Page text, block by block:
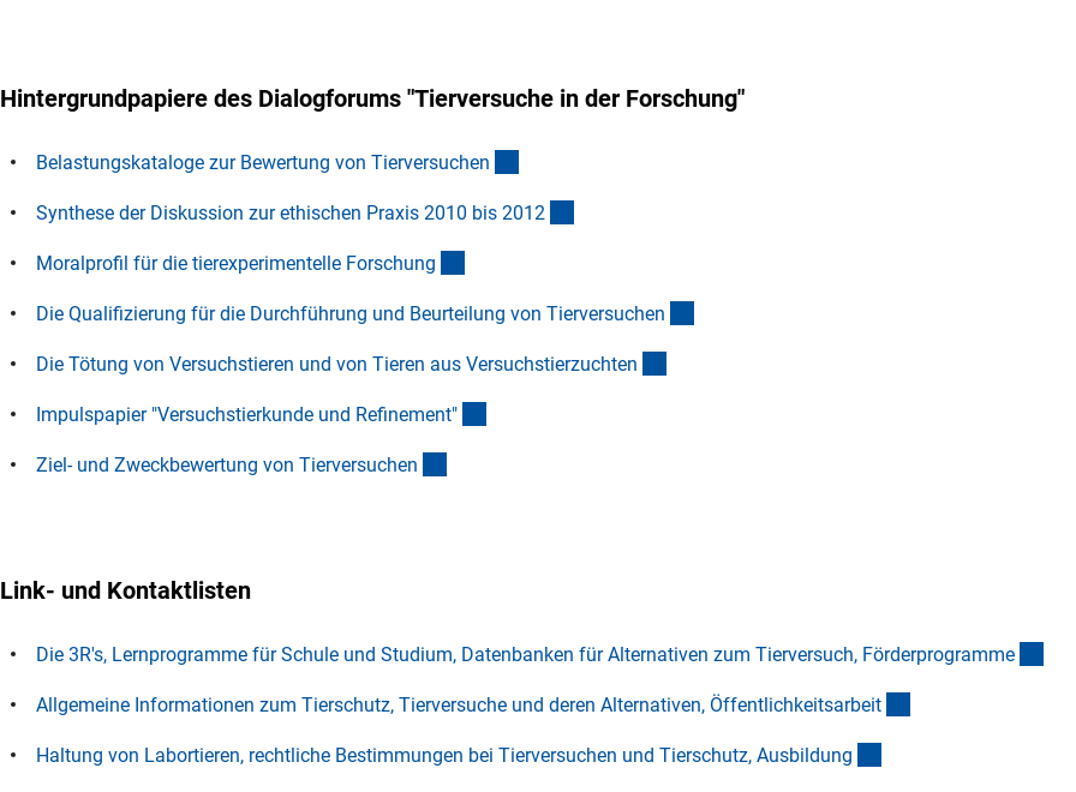
Hintergrundpapiere des Dialogforums "Tierversuche in der Forschung"
Belastungskataloge zur Bewertung von Tierversuchen
Synthese der Diskussion zur ethischen Praxis 2010 bis 2012
Moralprofil für die tierexperimentelle Forschung
Die Qualifizierung für die Durchführung und Beurteilung von Tierversuchen
Die Tötung von Versuchstieren und von Tieren aus Versuchstierzuchten
Impulspapier "Versuchstierkunde und Refinement"
Ziel- und Zweckbewertung von Tierversuchen
Link- und Kontaktlisten
Die 3R's, Lernprogramme für Schule und Studium, Datenbanken für Alternativen zum Tierversuch, Förderprogramme
Allgemeine Informationen zum Tierschutz, Tierversuche und deren Alternativen, Öffentlichkeitsarbeit
Haltung von Labortieren, rechtliche Bestimmungen bei Tierversuchen und Tierschutz, Ausbildung